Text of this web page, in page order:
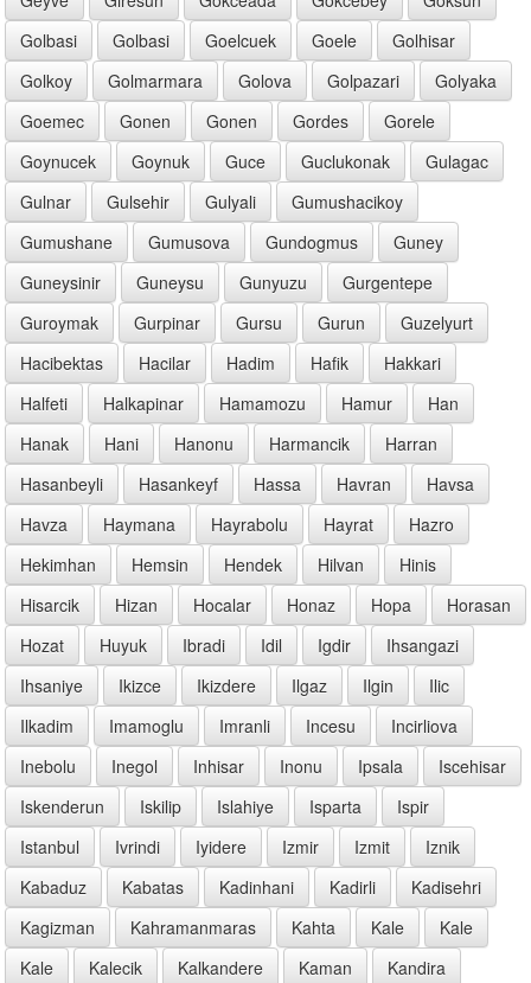
Golbasi
Golbasi Goelcuek Goele
Golhisar
Golkoy
Golmarmara Golova Golpazari
Golyaka
Goemec
Gonen Gonen Gordes
Gorele
Goynucek
Goynuk Guce Guclukonak
Gulagac
Gulnar
Gulsehir Gulyali
Gumushacikoy
Gumushane
Gumusova Gundogmus
Guney
Guneysinir
Guneysu Gunyuzu
Gurgentepe
Guroymak
Gurpinar Gursu Gurun
Guzelyurt
Hacibektas
Hacilar Hadim Hafik
Hakkari
Halfeti
Halkapinar Hamamozu Hamur
Han
Hanak
Hani Hanonu Harmancik
Harran
Hasanbeyli
Hasankeyf Hassa Havran
Havsa
Havza
Haymana Hayrabolu Hayrat
Hazro
Hekimhan
Hemsin Hendek Hilvan
Hinis
Hisarcik
Hizan Hocalar Honaz Hopa
Horasan
Hozat
Huyuk Ibradi Idil Igdir
Ihsangazi
Ihsaniye
Ikizce Ikizdere Ilgaz Ilgin
Ilic
Ilkadim
Imamoglu Imranli Incesu
Incirliova
Inebolu
Inegol Inhisar Inonu Ipsala
Iscehisar
Iskenderun
Iskilip Islahiye Isparta
Ispir
Istanbul
Ivrindi Iyidere Izmir Izmit
Iznik
Kabaduz
Kabatas Kadinhani Kadirli
Kadisehri
Kagizman
Kahramanmaras Kahta Kale
Kale
Kale
Kalecik Kalkandere Kaman
Kandira